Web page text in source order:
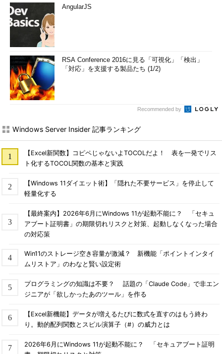
AngularJS
RSA Conference 2016に見る「可視化」「検出」
「対応」を支援する製品たち (1/2)
Recommended by
Windows Server Insider 記事ランキング
【Excel新関数】コピペじゃないよTOCOLだよ！ 表を一発でリス
ト化するTOCOL関数の基本と実践
【Windows 11ダイエット術】「隠れた不要サービス」を停止して
軽量化する
【最終案内】2026年6月にWindows 11が起動不能に？ 「セキュ
アブート証明書」の期限切れリスクと対策、起動しなくなった場合
の対応策
Win11のストレージ空き容量が激減？ 新機能「ポイントインタイ
ムリストア」のわなと賢い設定術
プログラミングの知識は不要？ 話題の「Claude Code」で非エン
ジニアが「欲しかったあのツール」を作る
【Excel新機能】データが増えるたびに数式を直すのはもう終わ
り。動的配列関数とスピル演算子（#）の威力とは
2026年6月にWindows 11が起動不能に？ 「セキュアブート証明